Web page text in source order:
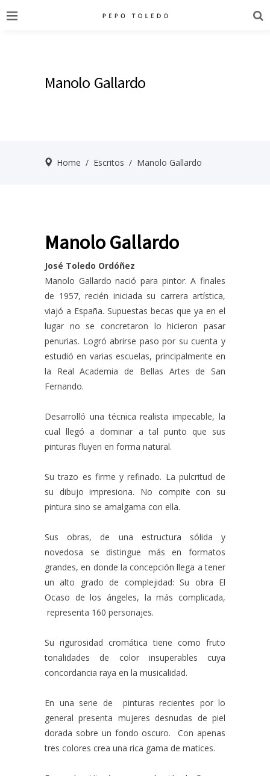
Manolo Gallardo
Home / Escritos / Manolo Gallardo
Manolo Gallardo
José Toledo Ordóñez
Manolo Gallardo nació para pintor. A finales
de 1957, recién iniciada su carrera artística,
viajó a España. Supuestas becas que ya en el
lugar no se concretaron lo hicieron pasar
penurias. Logró abrirse paso por su cuenta y
estudió en varias escuelas, principalmente en
la Real Academia de Bellas Artes de San
Fernando.
Desarrolló una técnica realista impecable, la
cual llegó a dominar a tal punto que sus
pinturas fluyen en forma natural.
Su trazo es firme y refinado. La pulcritud de
su dibujo impresiona. No compite con su
pintura sino se amalgama con ella.
Sus obras, de una estructura sólida y
novedosa se distingue más en formatos
grandes, en donde la concepción llega a tener
un alto grado de complejidad: Su obra El
Ocaso de los ángeles, la más complicada,
representa 160 personajes.
Su rigurosidad cromática tiene como fruto
tonalidades de color insuperables cuya
concordancia raya en la musicalidad.
En una serie de pinturas recientes por lo
general presenta mujeres desnudas de piel
dorada sobre un fondo oscuro. Con apenas
tres colores crea una rica gama de matices.